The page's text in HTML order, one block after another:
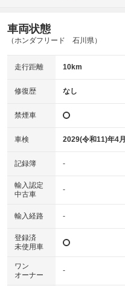
車両状態
（ホンダフリード 石川県）
走行距離 10km
修復歴 なし
禁煙車
車検 2029(令和11)年4月
記録簿 -
輸入認定
中古車
-
輸入経路 -
登録済
未使用車
ワン
オーナー
-